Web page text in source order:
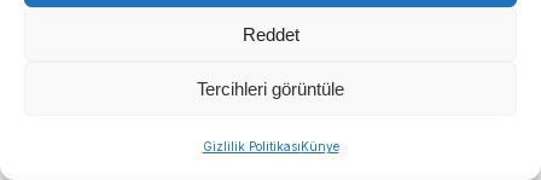
Reddet
Tercihleri görüntüle
Gizlilik PolitikasıKünye